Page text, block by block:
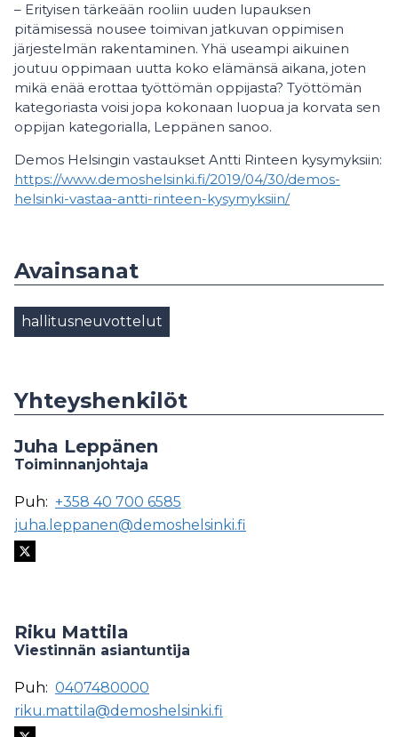
– Erityisen tärkeään rooliin uuden lupauksen
pitämisessä nousee toimivan jatkuvan oppimisen
järjestelmän rakentaminen. Yhä useampi aikuinen
joutuu oppimaan uutta koko elämänsä aikana, joten
mikä enää erottaa työttömän oppijasta? Työttömän
kategoriasta voisi jopa kokonaan luopua ja korvata sen
oppijan kategorialla, Leppänen sanoo.
Demos Helsingin vastaukset Antti Rinteen kysymyksiin:
https://www.demoshelsinki.fi/2019/04/30/demos-
helsinki-vastaa-antti-rinteen-kysymyksiin/
Avainsanat
hallitusneuvottelut
Yhteyshenkilöt
Juha Leppänen
Toiminnanjohtaja
Puh: +358 40 700 6585
juha.leppanen@demoshelsinki.fi
Riku Mattila
Viestinnän asiantuntija
Puh: 0407480000
riku.mattila@demoshelsinki.fi